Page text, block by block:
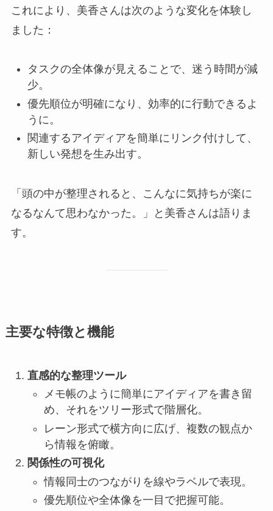
これにより、美香さんは次のような変化を体験し
ました：
タスクの全体像が見えることで、迷う時間が減
少。
優先順位が明確になり、効率的に行動できるよ
うに。
関連するアイディアを簡単にリンク付けして、
新しい発想を生み出す。
「頭の中が整理されると、こんなに気持ちが楽に
なるなんて思わなかった。」と美香さんは語りま
す。
主要な特徴と機能
直感的な整理ツール
メモ帳のように簡単にアイディアを書き留
め、それをツリー形式で階層化。
レーン形式で横方向に広げ、複数の観点か
ら情報を俯瞰。
関係性の可視化
情報同士のつながりを線やラベルで表現。
優先順位や全体像を一目で把握可能。